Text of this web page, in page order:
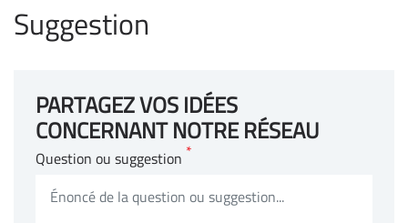
Suggestion
PARTAGEZ VOS IDÉES
CONCERNANT NOTRE RÉSEAU
Question ou suggestion *